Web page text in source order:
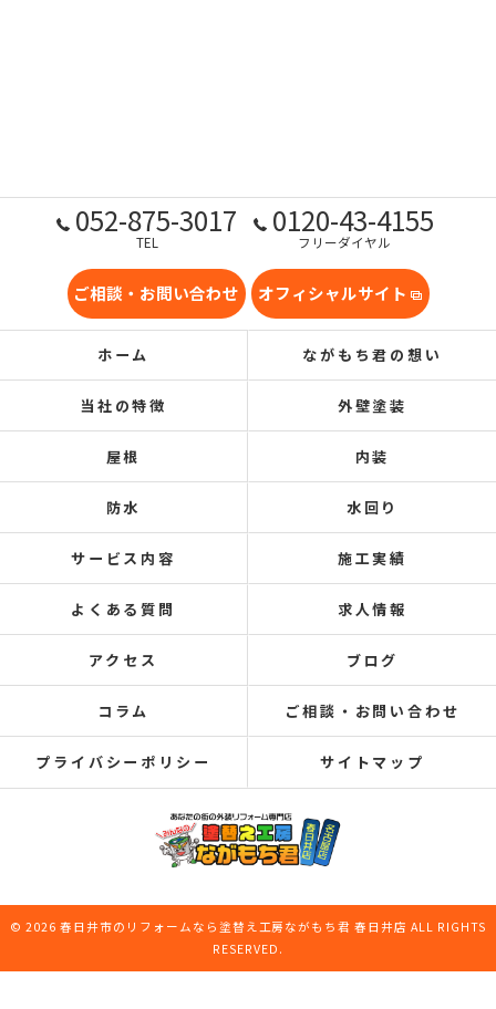
052-875-3017
TEL
0120-43-4155
フリーダイヤル
ご相談・お問い合わせ オフィシャルサイト
ホーム ながもち君の想い
当社の特徴 外壁塗装
屋根 内装
防水 水回り
サービス内容 施工実績
よくある質問 求人情報
アクセス ブログ
コラム ご相談・お問い合わせ
プライバシーポリシー サイトマップ
© 2026 春日井市のリフォームなら塗替え工房ながもち君 春日井店 ALL RIGHTS
RESERVED.